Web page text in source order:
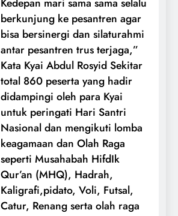
berkunjung ke pesantren agar
bisa bersinergi dan silaturahmi
antar pesantren trus terjaga,”
Kata Kyai Abdul Rosyid Sekitar
total 860 peserta yang hadir
didampingi oleh para Kyai
untuk peringati Hari Santri
Nasional dan mengikuti lomba
keagamaan dan Olah Raga
seperti Musahabah HifdIk
Qur’an (MHQ), Hadrah,
Kaligrafi,pidato, Voli, Futsal,
Catur, Renang serta olah raga